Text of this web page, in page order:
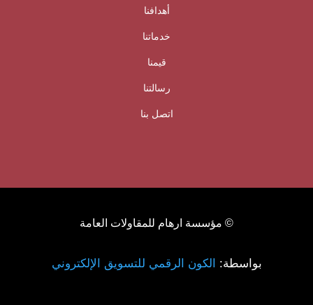
أهدافنا
خدماتنا
قيمنا
رسالتنا
اتصل بنا
© مؤسسة ارهام للمقاولات العامة
بواسطة: الكون الرقمي للتسويق الإلكتروني